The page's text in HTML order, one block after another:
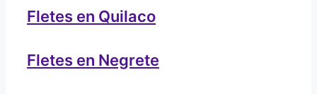
Fletes en Quilaco
Fletes en Negrete